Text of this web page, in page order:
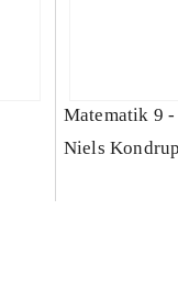
Matematik 9
Niels